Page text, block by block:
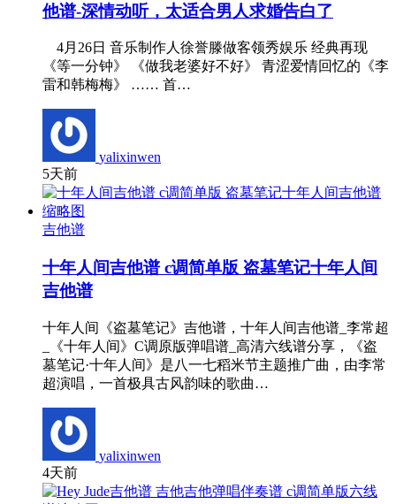
他谱-深情动听，太适合男人求婚告白了
4月26日 音乐制作人徐誉滕做客领秀娱乐 经典再现
《等一分钟》 《做我老婆好不好》 青涩爱情回忆的《李
雷和韩梅梅》 …… 首…
yalixinwen
5天前
吉他谱
十年人间吉他谱 c调简单版 盗墓笔记十年人间
吉他谱
十年人间《盗墓笔记》吉他谱，十年人间吉他谱_李常超
_《十年人间》C调原版弹唱谱_高清六线谱分享，《盗
墓笔记·十年人间》是八一七稻米节主题推广曲，由李常
超演唱，一首极具古风韵味的歌曲…
yalixinwen
4天前